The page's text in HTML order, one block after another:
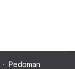
Pedoman